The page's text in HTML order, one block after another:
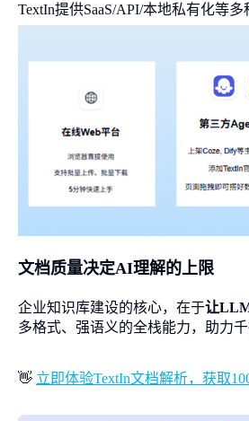
TextIn提供SaaS/API/本地私有化等
文档质量决定AI理解的上限
企业知识库建设的核心，在于让
多格式、强语义的全栈能力，助力
👋 立即体验TextIn文档解析，获取